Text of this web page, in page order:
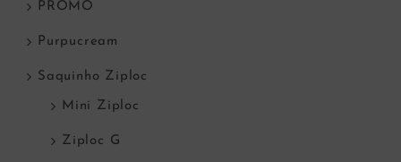
PROMO
Purpucream
Saquinho Ziploc
Mini Ziploc
Ziploc G